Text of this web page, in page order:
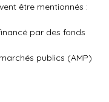
être mentionnés :
par des fonds
publics (AMP)